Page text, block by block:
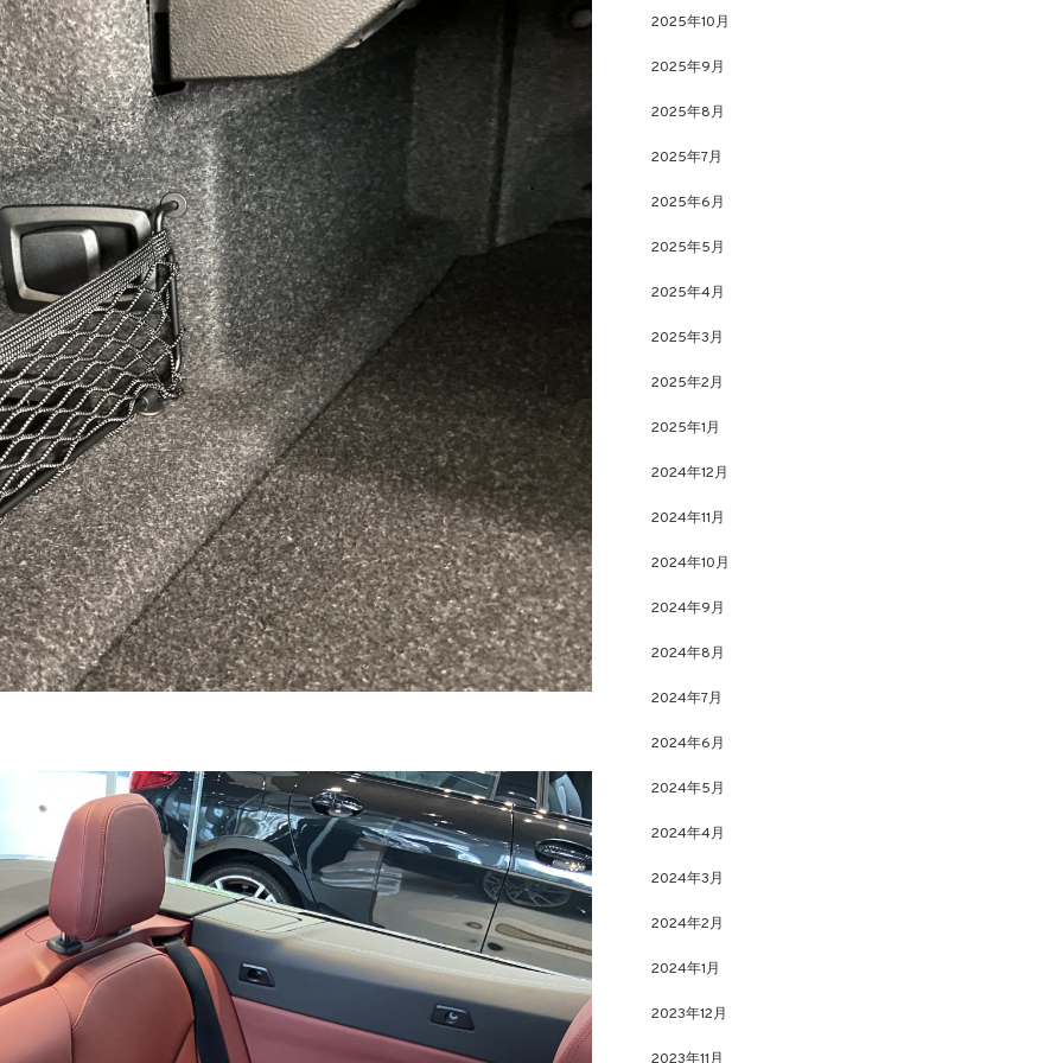
2025年10月
2025年9月
2025年8月
2025年7月
2025年6月
2025年5月
2025年4月
2025年3月
2025年2月
2025年1月
2024年12月
2024年11月
2024年10月
2024年9月
2024年8月
2024年7月
2024年6月
2024年5月
2024年4月
2024年3月
2024年2月
2024年1月
2023年12月
2023年11月